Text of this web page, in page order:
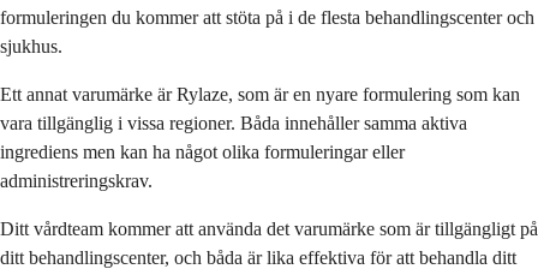
formuleringen du kommer att stöta på i de flesta behandlingscenter och
sjukhus.
Ett annat varumärke är Rylaze, som är en nyare formulering som kan
vara tillgänglig i vissa regioner. Båda innehåller samma aktiva
ingrediens men kan ha något olika formuleringar eller
administreringskrav.
Ditt vårdteam kommer att använda det varumärke som är tillgängligt på
ditt behandlingscenter, och båda är lika effektiva för att behandla ditt